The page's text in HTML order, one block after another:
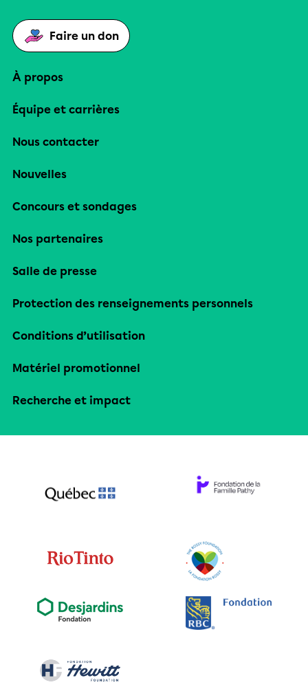
Faire un don
À propos
Équipe et carrières
Nous contacter
Nouvelles
Concours et sondages
Nos partenaires
Salle de presse
Protection des renseignements personnels
Conditions d’utilisation
Matériel promotionnel
Recherche et impact